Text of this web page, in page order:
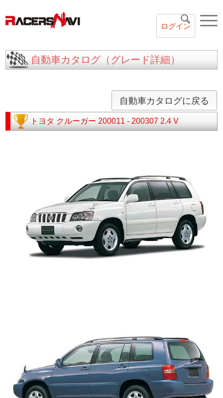
ログイン
自動車カタログ（グレード詳細）
自動車カタログに戻る
トヨタ クルーガー 200011 - 200307 2.4 V